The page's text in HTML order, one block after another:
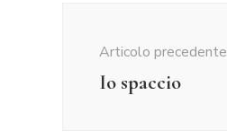
Articolo precedente
Io spaccio